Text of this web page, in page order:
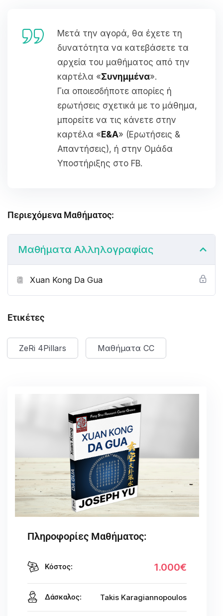
Μετά την αγορά, θα έχετε τη
δυνατότητα να κατεβάσετε τα
αρχεία του μαθήματος από την
καρτέλα «Συνημμένα».
Για οποιεσδήποτε απορίες ή
ερωτήσεις σχετικά με το μάθημα,
μπορείτε να τις κάνετε στην
καρτέλα « Ε&Α» (Ερωτήσεις &
Απαντήσεις), ή στην Ομάδα
Υποστήριξης στο FB.
Περιεχόμενα Μαθήματος:
Μαθήματα Αλληλογραφίας
Xuan Kong Da Gua
Ετικέτες
ZeRi 4Pillars Μαθήματα CC
Πληροφορίες Μαθήματος:
Κόστος: 1.000€
Δάσκαλος: Takis Karagiannopoulos